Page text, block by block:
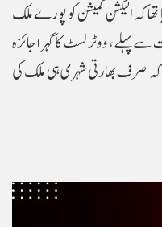
کہ الیکشن کمیشن کو پورے ملک
پہلے، ووٹر لسٹ کا گہرا جائزہ
کہ صرف بھارتی شہری ہی ملک کی